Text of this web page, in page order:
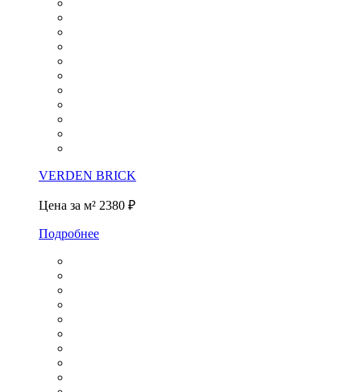
VERDEN BRICK
Цена за м² 2380 ₽
Подробнее